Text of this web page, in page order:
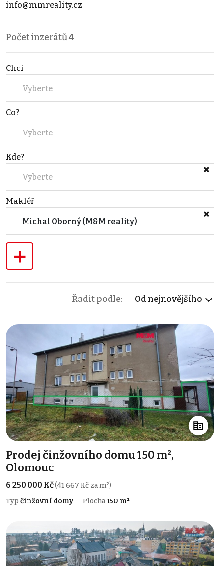
info@mmreality.cz
Počet inzerátů4
Chci
Vyberte
Co?
Vyberte
Kde?
Vyberte
Makléř
Michal Oborný (M&M reality)
+
Řadit podle: Od nejnovějšího
Prodej činžovního domu 150 m²,
Olomouc
6 250 000 Kč(41 667 Kč za m²)
Typ činžovní domy Plocha150 m²